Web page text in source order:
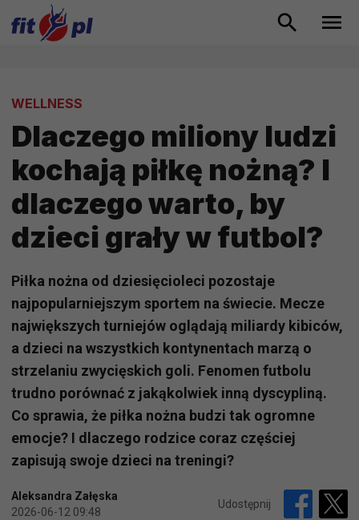
WELLNESS
Dlaczego miliony ludzi
kochają piłkę nożną? I
dlaczego warto, by
dzieci grały w futbol?
Piłka nożna od dziesięcioleci pozostaje
najpopularniejszym sportem na świecie. Mecze
największych turniejów oglądają miliardy kibiców,
a dzieci na wszystkich kontynentach marzą o
strzelaniu zwycięskich goli. Fenomen futbolu
trudno porównać z jakąkolwiek inną dyscypliną.
Co sprawia, że piłka nożna budzi tak ogromne
emocje? I dlaczego rodzice coraz częściej
zapisują swoje dzieci na treningi?
Aleksandra Załęska
2026-06-12 09:48
Udostępnij